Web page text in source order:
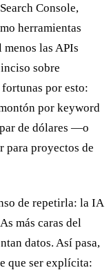
Console,
herramientas
las APIs
sobre
por esto:
por keyword
de dólares —o
proyectos de
de repetirla: la IA
más caras del
datos. Así pasa,
que ser explícita: